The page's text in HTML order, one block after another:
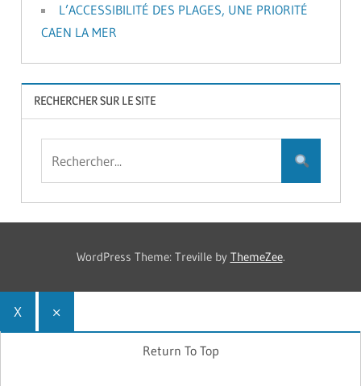
L’ACCESSIBILITÉ DES PLAGES, UNE PRIORITÉ
CAEN LA MER
RECHERCHER SUR LE SITE
WordPress Theme: Treville by ThemeZee.
X ×
Return To Top